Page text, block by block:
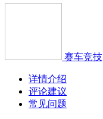
赛车竞技
详情介绍
评论建议
常见问题